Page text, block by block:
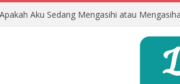
Apakah Aku Sedang Mengasihi atau